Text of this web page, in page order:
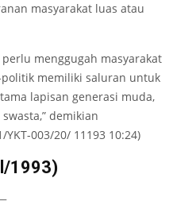
masyarakat luas atau
menggugah masyarakat
memiliki saluran untuk
lapisan generasi muda,
demikian
YKT-003/20/ 11193 10:24)
1993)